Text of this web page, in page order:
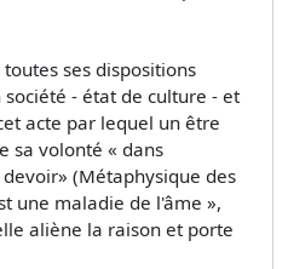
ses dispositions
- état de culture - et
acte par lequel un être
sa volonté « dans
(Métaphysique des
une maladie de l'âme »,
aliène la raison et porte